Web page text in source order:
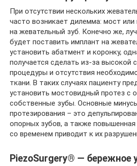
При отсутствии нескольких
часто возникает дилемма: мост или
на жевательный зуб. Конечно же,
будет поставить имплант на
установить абатмент и коронку,
получается сделать из-за высокой
процедуры и отсутствия
ткани. В таких случаях пациенту
установить мостовидный протез с
собственные зубы. Основные
протезирования – это
опорных зубов, а также повышенная
со временем приводит к их
PiezoSurgery® — бережное